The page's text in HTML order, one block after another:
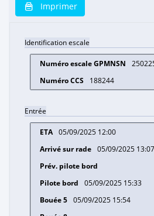
Imprimer
Identification escale
188244
Entrée
05/09/2025 12:00
05/09/2025 13:07
05/09/2025 15:33
05/09/2025 15:54